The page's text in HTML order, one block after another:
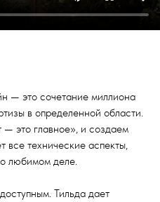
— это сочетание миллиона
в определенной области.
— это главное», и создаем
все технические аспекты,
любимом деле.
Тильда дает